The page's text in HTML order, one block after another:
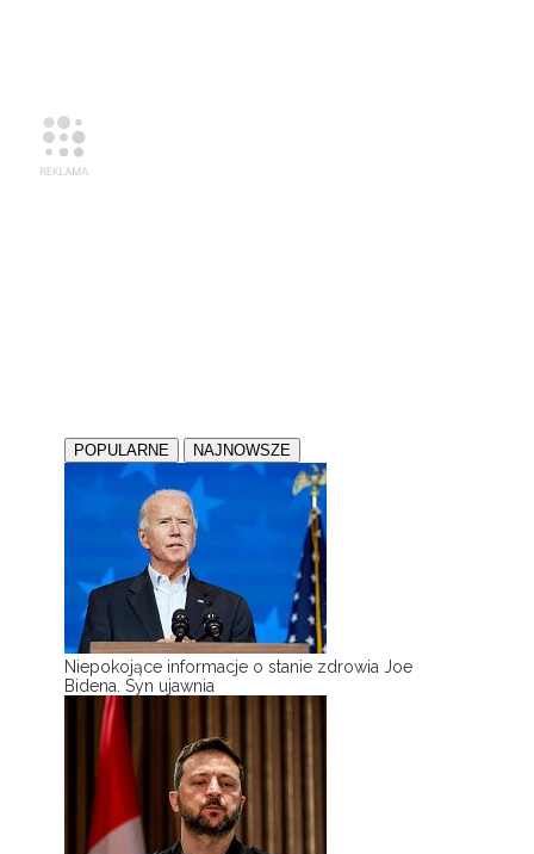
POPULARNE NAJNOWSZE
Niepokojące informacje o stanie zdrowia Joe
Bidena. Syn ujawnia